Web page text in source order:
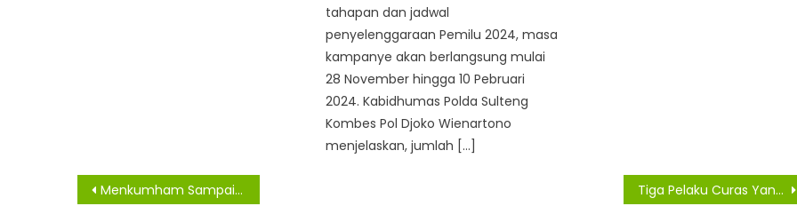
tahapan dan jadwal
penyelenggaraan Pemilu 2024, masa
kampanye akan berlangsung mulai
28 November hingga 10 Pebruari
2024. Kabidhumas Polda Sulteng
Kombes Pol Djoko Wienartono
menjelaskan, jumlah […]
Navigasi
Menkumham Sampaikan Kemudahan Perseroan Tiga Pelaku Curas Yang Meresahkan Warga Ditangkap Polsek Raya